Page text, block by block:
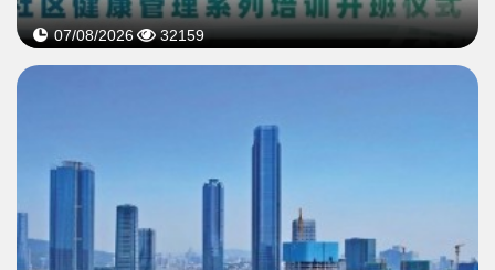
07/08/2026 32159